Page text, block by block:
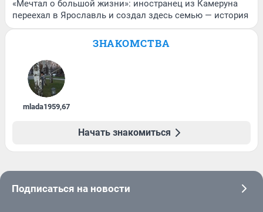
«Мечтал о большой жизни»: иностранец из Камеруна
переехал в Ярославль и создал здесь семью — история
ЗНАКОМСТВА
mlada1959,67
Начать знакомиться
Подписаться на новости